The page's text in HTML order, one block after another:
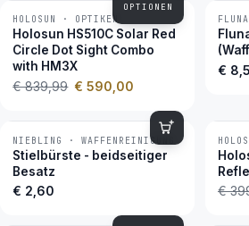
OPTIONEN
−30 %
HOLOSUN · OPTIKEN
Holosun HS510C Solar Red
Circle Dot Sight Combo
with HM3X
€ 839,99 € 590,00
€
BESTSELLER
NIEBLING · WAFFENREINIGUNG
Stielbürste - beidseitiger
Besatz
€ 2,60
−7 %
€